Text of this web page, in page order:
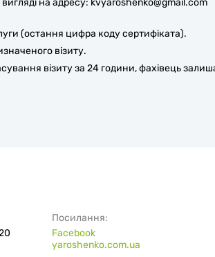
на адресу: kvyaroshenko@gmail.com
(остання цифра коду сертифіката).
візиту.
візиту за 24 години, фахівець
Посилання:
Facebook
yaroshenko.com.ua